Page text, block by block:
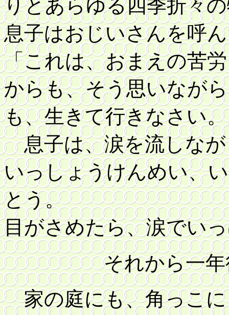
りとあらゆる四季折々
息子はおじいさんを呼
「これは、おまえの苦
からも、そう思いなが
も、生きて行きなさい
息子は、涙を流しなが
いっしょうけんめい、
とう。
目がさめたら、涙でい
それから一年
家の庭にも、角っこに